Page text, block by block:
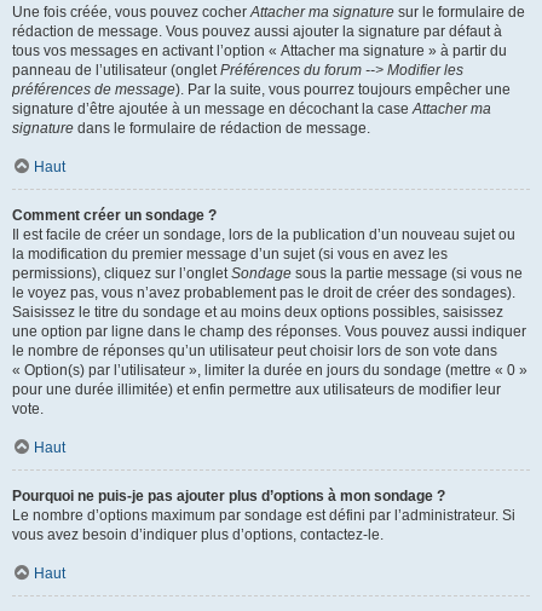
Une fois créée, vous pouvez cocherAttacher ma signature sur le formulaire de
rédaction de message. Vous pouvez aussi ajouter la signature par défaut à
tous vos messages en activant l’option « Attacher ma signature » à partir du
panneau de l’utilisateur (ongletPréférences du forum --> Modifier les
préférences de message). Par la suite, vous pourrez toujours empêcher une
signature d’être ajoutée à un message en décochant la caseAttacher ma
signature dans le formulaire de rédaction de message.
Haut
Comment créer un sondage ?
Il est facile de créer un sondage, lors de la publication d’un nouveau sujet ou
la modification du premier message d’un sujet (si vous en avez les
permissions), cliquez sur l’ongletSondage sous la partie message (si vous ne
le voyez pas, vous n’avez probablement pas le droit de créer des sondages).
Saisissez le titre du sondage et au moins deux options possibles, saisissez
une option par ligne dans le champ des réponses. Vous pouvez aussi indiquer
le nombre de réponses qu’un utilisateur peut choisir lors de son vote dans
« Option(s) par l’utilisateur », limiter la durée en jours du sondage (mettre « 0 »
pour une durée illimitée) et enfin permettre aux utilisateurs de modifier leur
vote.
Haut
Pourquoi ne puis-je pas ajouter plus d’options à mon sondage ?
Le nombre d’options maximum par sondage est défini par l’administrateur. Si
vous avez besoin d’indiquer plus d’options, contactez-le.
Haut